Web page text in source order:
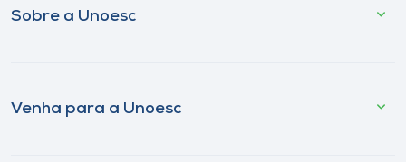
Sobre a Unoesc
Venha para a Unoesc